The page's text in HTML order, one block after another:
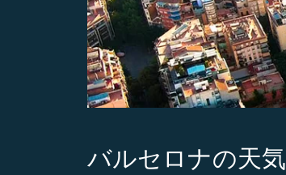
バルセロナの天気